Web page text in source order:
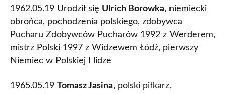
1962.05.19 Urodził się Ulrich Borowka, niemiecki
obrońca, pochodzenia polskiego, zdobywca
Pucharu Zdobywców Pucharów 1992 z Werderem,
mistrz Polski 1997 z Widzewem Łódź, pierwszy
Niemiec w Polskiej I lidze
1965.05.19 Tomasz Jasina, polski piłkarz,